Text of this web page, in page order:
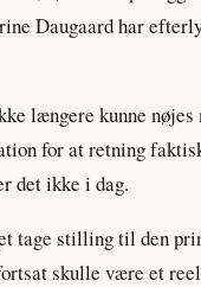
Daugaard har
længere kunne
for at retning
det ikke i dag.
tage stilling til den
skulle være et